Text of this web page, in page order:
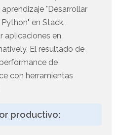
"Desarrollar
en Stack.
aplicaciones en
El resultado de
de
con herramientas
productivo: